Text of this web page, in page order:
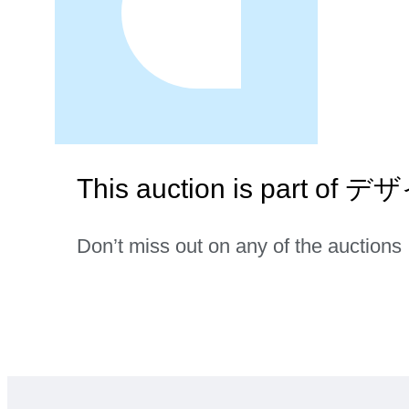
This auction is part of デ
Don’t miss out on any of the auctions